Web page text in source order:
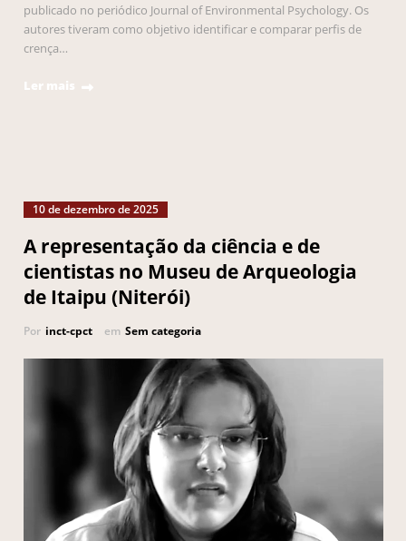
publicado no periódico Journal of Environmental Psychology. Os
autores tiveram como objetivo identificar e comparar perfis de
crença…
Ler mais
10 de dezembro de 2025
A representação da ciência e de
cientistas no Museu de Arqueologia
de Itaipu (Niterói)
Por inct-cpct em Sem categoria